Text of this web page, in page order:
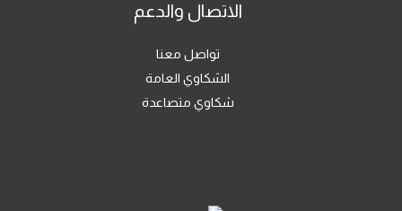
الاتصال والدعم
تواصل معنا
الشكاوي العامة
شكاوي متصاعدة